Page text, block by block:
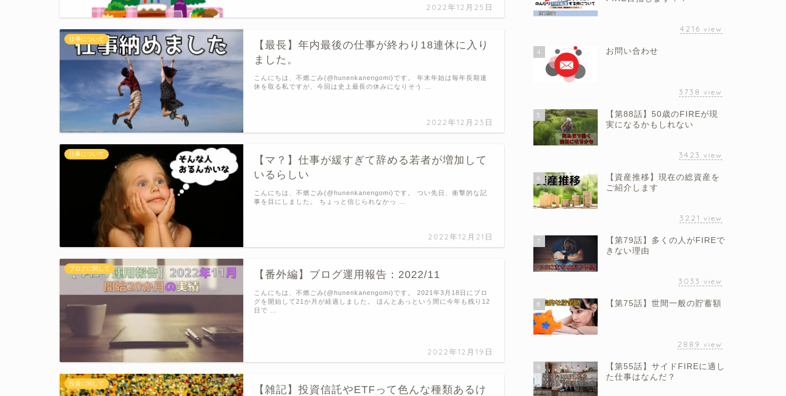
2022年12月25日
仕事について
【最長】年内最後の仕事が終わり18連休に入り
ました。
2022年12月23日
こんにちは、不燃ごみ(@hunenkanengomi)です。 年末年始は毎年長期連
休を取る私ですが、今回は史上最長の休みになりそう …
仕事について
【マ？】仕事が緩すぎて辞める若者が増加して
いるらしい
2022年12月21日
こんにちは、不燃ごみ(@hunenkanengomi)です。 つい先日、衝撃的な記
事を目にしました。 ちょっと信じられなかっ …
ブログに関して
【番外編】ブログ運用報告：2022/11
2022年12月19日
こんにちは、不燃ごみ(@hunenkanengomi)です。 2021年3月18日にブロ
グを開始して21か月が経過しました。 ほんとあっという間に今年も残り12
日で …
投資に関して
【雑記】投資信託やETFって色んな種類あるけ
4216 view
4 お問い合わせ
3738 view
5
【第88話】50歳のFIREが現
実になるかもしれない
3423 view
6
【資産推移】現在の総資産を
ご紹介します
3221 view
7
【第79話】多くの人がFIREで
きない理由
3033 view
8 【第75話】世間一般の貯蓄額
2889 view
9
【第55話】サイドFIREに適し
た仕事はなんだ？